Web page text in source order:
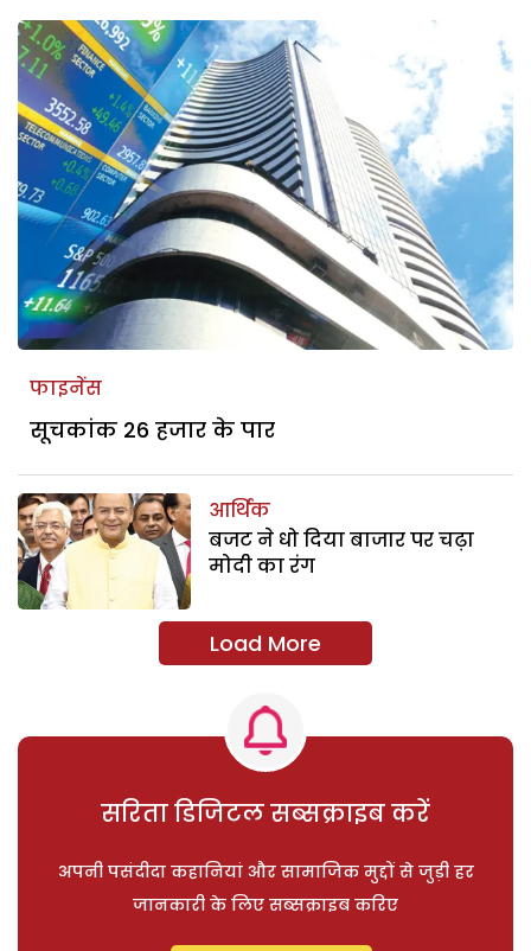
फाइनेंस
सूचकांक 26 हजार के पार
आर्थिक
बजट ने धो दिया बाजार पर चढ़ा
मोदी का रंग
Load More
सरिता डिजिटल सब्सक्राइब करें
अपनी पसंदीदा कहानियां और सामाजिक मुद्दों से जुड़ी हर
जानकारी के लिए सब्सक्राइब करिए